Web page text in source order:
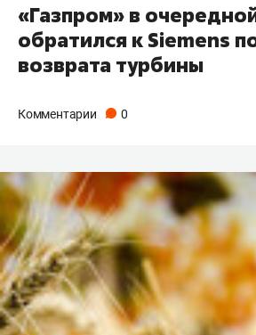
«Газпром» в
обратился к Siemens
возврата турбины
Комментарии 0